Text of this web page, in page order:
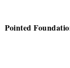
Pointed